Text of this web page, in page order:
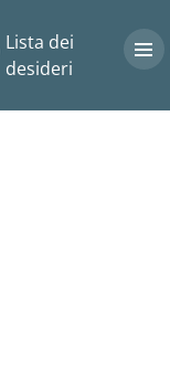
Lista dei
desideri